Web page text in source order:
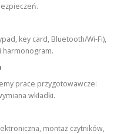
key card, Bluetooth/Wi‑Fi),
harmonogram.
prace przygotowawcze:
wkładki.
montaż czytników,